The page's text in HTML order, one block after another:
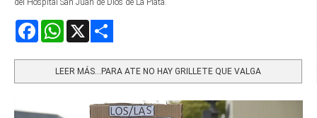
del Hospital San Juan de Dios de La Plata.
FacebookWhatsApp
LEER MÁS…PARA ATE NO HAY GRILLETE QUE VALGA